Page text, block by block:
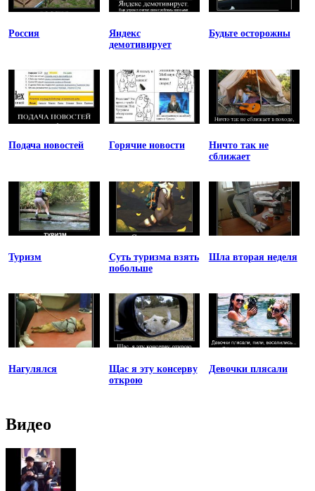
Россия
Яндекс
демотивирует
Будьте осторожны
Подача новостей Горячие новости
Ничто так не
сближает
Туризм
Суть туризма взять
побольше
Шла вторая неделя
Нагулялся
Щас я эту консерву
открою
Девочки плясали
Видео